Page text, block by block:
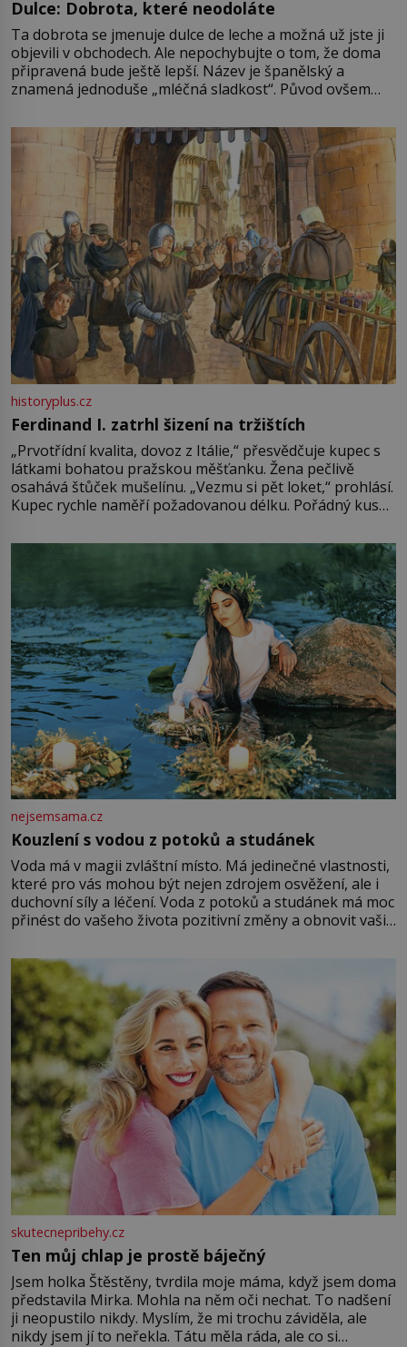
Dulce: Dobrota, které neodoláte
Ta dobrota se jmenuje dulce de leche a možná už jste ji
objevili v obchodech. Ale nepochybujte o tom, že doma
připravená bude ještě lepší. Název je španělský a
znamená jednoduše „mléčná sladkost“. Původ ovšem
pře hned několik latinskoamerických zemí a k tomu
Francie, kde se traduje,
historyplus.cz
Ferdinand I. zatrhl šizení na tržištích
„Prvotřídní kvalita, dovoz z Itálie,“ přesvědčuje kupec s
látkami bohatou pražskou měšťanku. Žena pečlivě
osahává štůček mušelínu. „Vezmu si pět loket,“ prohlásí.
Kupec rychle naměří požadovanou délku. Pořádný kus
milostpaní. Stačí jenom na sukni,“ zhodnotí švadlena
množství růžového mušelínu. „Ošidili vás, podívejte.“
Vezme do ruky dřevěnou
nejsemsama.cz
Kouzlení s vodou z potoků a studánek
Voda má v magii zvláštní místo. Má jedinečné vlastnosti,
které pro vás mohou být nejen zdrojem osvěžení, ale i
duchovní síly a léčení. Voda z potoků a studánek má moc
přinést do vašeho života pozitivní změny a obnovit vaši
můžete obohatit své rituály a přinést do svého života
větší harmonii a klid. Je důležité
skutecnepribehy.cz
Ten můj chlap je prostě báječný
Jsem holka Štěstěny, tvrdila moje máma, když jsem doma
představila Mirka. Mohla na něm oči nechat. To nadšení
ji neopustilo nikdy. Myslím, že mi trochu záviděla, ale
nikdy jsem jí to neřekla. Tátu měla ráda, ale co si